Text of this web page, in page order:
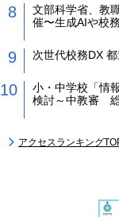
文部科学省、教
催〜生成AIや校
次世代校務DX
小・中学校「情
検討～中教審
アクセスランキング